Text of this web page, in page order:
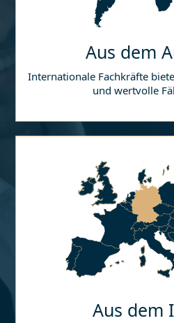
Aus dem
Internationale Fachkräfte
und wertvolle
Aus dem